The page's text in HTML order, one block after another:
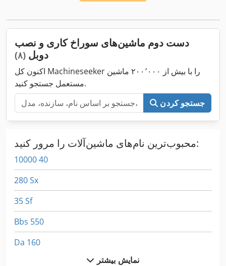
دست دوم ماشین‌های سوراخ کاری و نصب
دوبل (۸)
اکنون کل Machineseeker را با بیش از ۲۰۰٬۰۰۰ ماشین
مستعمل جستجو کنید.
جستجو کردن
محبوب‌ترین نام‌های ماشین‌آلات را مرور کنید:
10000 40
280 Sx
35 Sf
Bbs 550
Da 160
نمایش بیشتر